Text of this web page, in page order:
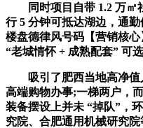
同时项目自带 1.2 万㎡社
行 5 分钟可抵达湖边，通
楼盘德律风号码【营销核
“老城情怀 + 成熟配套” 可
吸引了肥西当地高净值人
高端购物办事;一梯两户，
装备摆设上并未 “掉队”，
究院、合肥通用机械研究